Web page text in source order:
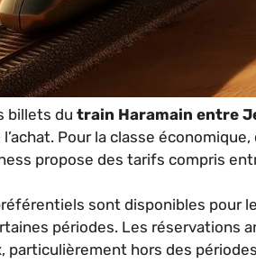
billets du train Haramain entre
Pour la classe
propose des tarifs compris
sont disponibles pour
périodes. Les réservations
particulièrement hors des